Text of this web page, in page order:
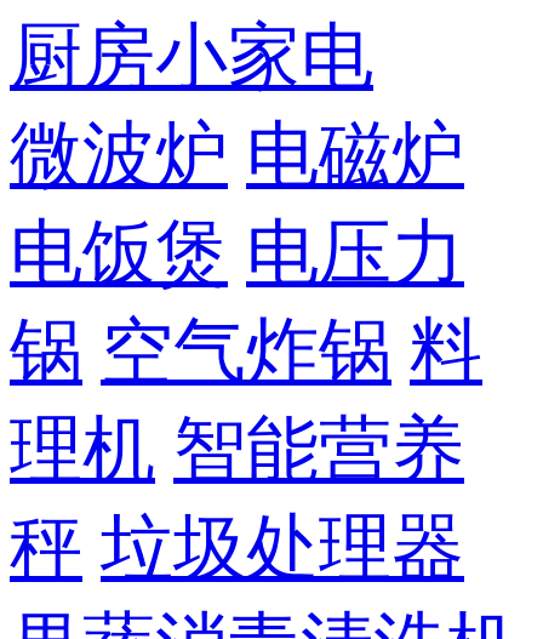
厨房小家电
微波炉 电磁炉
电饭煲 电压力
锅 空气炸锅 料
理机 智能营养
秤 垃圾处理器